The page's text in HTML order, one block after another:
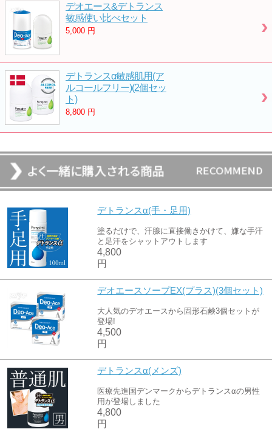
デオエース&デトランス
敏感使い比べセット
5,000 円
デトランスα敏感肌用(ア
ルコールフリー)(2個セッ
ト)
8,800 円
デトランスα(手・足用)
塗るだけで、汗腺に直接働きかけて、嫌な手汗
と足汗をシャットアウトします
4,800
円
デオエースソープEX(プラス)(3個セット)
大人気のデオエースから固形石鹸3個セットが
登場!
4,500
円
デトランスα(メンズ)
医療先進国デンマークからデトランスαの男性
用が登場しました
4,800
円